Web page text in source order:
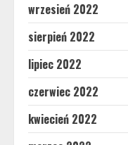
wrzesień 2022
sierpień 2022
lipiec 2022
czerwiec 2022
kwiecień 2022